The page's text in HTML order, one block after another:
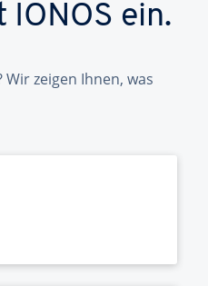
IONOS ein.
Wir zeigen Ihnen, was